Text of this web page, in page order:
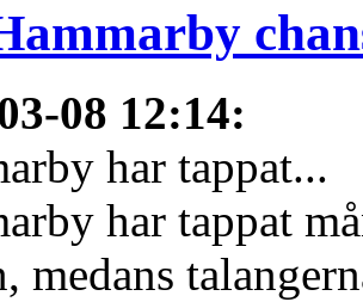
08 12:14:
har tappat...
har tappat
medans